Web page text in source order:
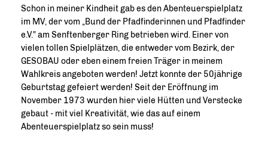
Schon in meiner Kindheit gab es den Abenteuerspielplatz
im MV, der vom „Bund der Pfadfinderinnen und Pfadfinder
e.V." am Senftenberger Ring betrieben wird. Einer von
vielen tollen Spielplätzen, die entweder vom Bezirk, der
GESOBAU oder eben einem freien Träger in meinem
Wahlkreis angeboten werden! Jetzt konnte der 50jährige
Geburtstag gefeiert werden! Seit der Eröffnung im
November 1973 wurden hier viele Hütten und Verstecke
gebaut - mit viel Kreativität, wie das auf einem
Abenteuerspielplatz so sein muss!